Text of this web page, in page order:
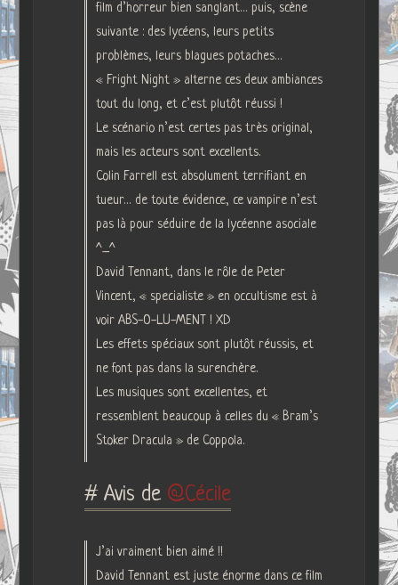
film d’horreur bien sanglant… puis, scène
suivante : des lycéens, leurs petits
problèmes, leurs blagues potaches…
« Fright Night » alterne ces deux ambiances
tout du long, et c’est plutôt réussi !
Le scénario n’est certes pas très original,
mais les acteurs sont excellents.
Colin Farrell est absolument terrifiant en
tueur… de toute évidence, ce vampire n’est
pas là pour séduire de la lycéenne asociale
^_^
David Tennant, dans le rôle de Peter
Vincent, « specialiste » en occultisme est à
voir ABS-O-LU-MENT ! XD
Les effets spéciaux sont plutôt réussis, et
ne font pas dans la surenchère.
Les musiques sont excellentes, et
ressemblent beaucoup à celles du « Bram’s
Stoker Dracula » de Coppola.
# Avis de Cécile
J’ai vraiment bien aimé !!
David Tennant est juste énorme dans ce film